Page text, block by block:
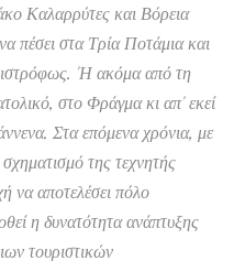
Καλαρρύτες και Βόρεια
πέσει στα Τρία Ποτάμια και
'Η ακόμα από τη
στο Φράγμα κι απ' εκεί
Στα επόμενα χρόνια, με
της τεχνητής
να αποτελέσει πόλο
η δυνατότητα ανάπτυξης
τουριστικών